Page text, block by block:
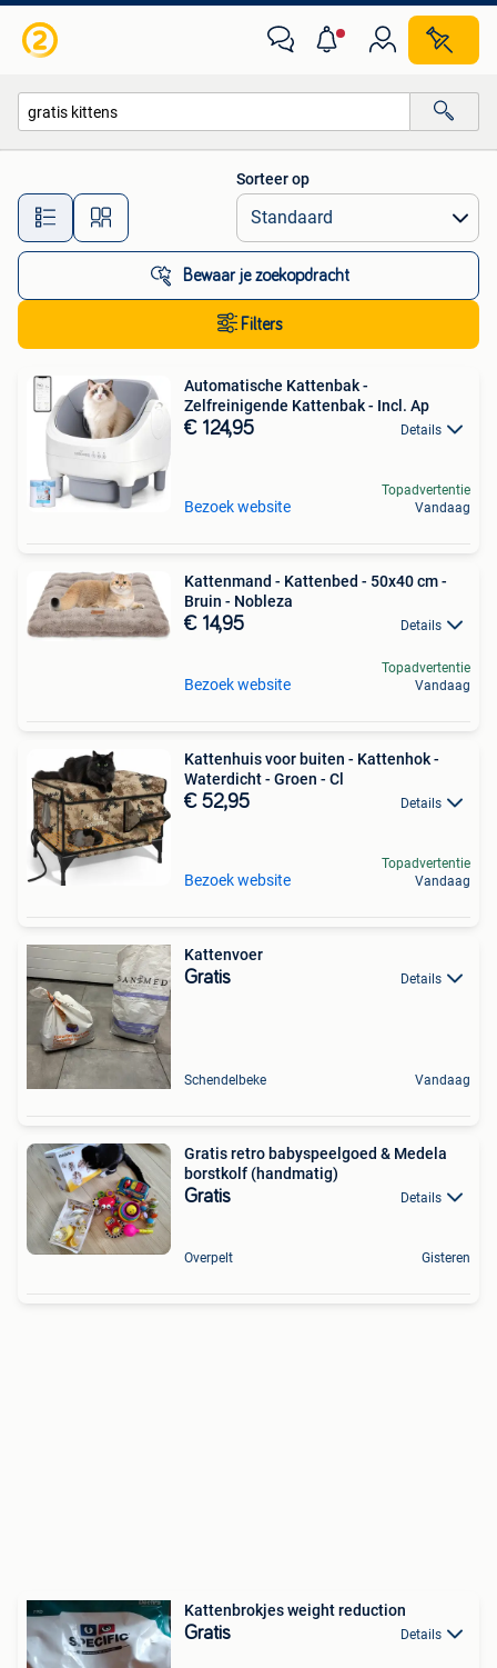
Alle afstanden…
Sorteer op
Bewaar je zoekopdracht
Filters
Automatische Kattenbak -
Zelfreinigende Kattenbak - Incl. Ap
€ 124,95 Details
Bezoek website
Topadvertentie
Vandaag
Kattenmand - Kattenbed - 50x40 cm -
Bruin - Nobleza
€ 14,95 Details
Bezoek website
Topadvertentie
Vandaag
Kattenhuis voor buiten - Kattenhok -
Waterdicht - Groen - Cl
€ 52,95 Details
Bezoek website
Topadvertentie
Vandaag
Kattenvoer
Gratis Details
Schendelbeke Vandaag
Gratis retro babyspeelgoed & Medela
borstkolf (handmatig)
Gratis Details
Overpelt Gisteren
Kattenbrokjes weight reduction
Gratis Details